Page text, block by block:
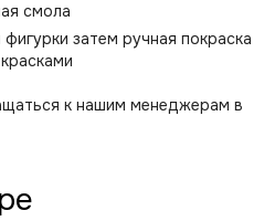
смола
затем ручная покраска
к нашим менеджерам в